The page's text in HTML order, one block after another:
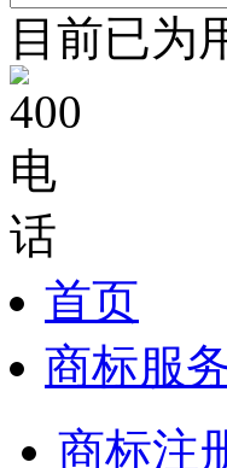
目前已为
首页
商标服
商标注